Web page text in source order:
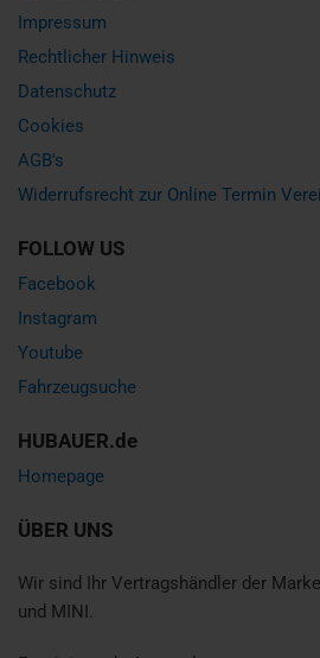
Impressum
Rechtlicher Hinweis
Datenschutz
Cookies
AGB's
Widerrufsrecht zur Online Termin
FOLLOW US
Facebook
Instagram
Youtube
Fahrzeugsuche
HUBAUER.de
Homepage
ÜBER UNS
Wir sind Ihr Vertragshändler der
und MINI.